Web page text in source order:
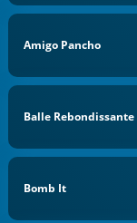
Amigo Pancho
Balle Rebondissante
Bomb It